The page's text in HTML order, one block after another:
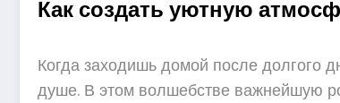
Как создать уютную
Когда заходишь домой после долгого
душе. В этом волшебстве важнейшую